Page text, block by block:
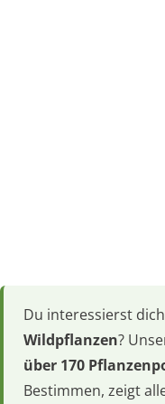
Du interessierst
Wildpflanzen?
über 170
Bestimmen, zeigt